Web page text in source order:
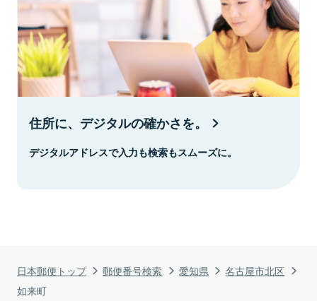
日本郵便トップ 郵便番号検索 愛知県
名古屋市北区
如来町
住所に、デジタルの確かさを。
デジタルアドレスで入力も検索もスムーズに。